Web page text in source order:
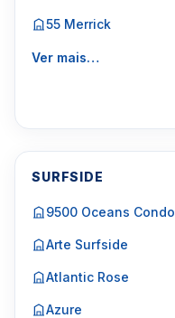
55 Merrick
Ver mais…
SURFSIDE
9500 Oceans Condo
Arte Surfside
Atlantic Rose
Azure